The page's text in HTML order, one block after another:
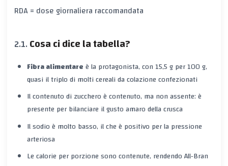
RDA = dose giornaliera raccomandata
Cosa ci dice la tabella?
Fibra alimentareè la protagonista, con 15,5 g per 100 g,
quasi il triplo di molti cereali da colazione confezionati
Ilcontenuto di zuccheroè contenuto, ma non assente: è
presente per bilanciare il gusto amaro della crusca
Ilsodioè molto basso, il che è positivo per la pressione
arteriosa
Lecalorie per porzionesono contenute, rendendo All‑Bran